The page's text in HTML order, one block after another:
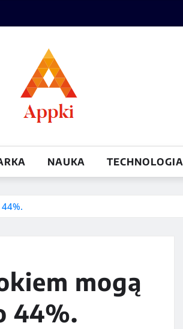
NAUKA TECHNOLOGIA
mogą
44%.